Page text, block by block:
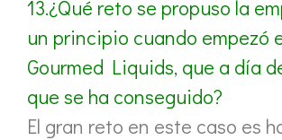
13.¿Qué reto se propuso la
un principio cuando empezó
Gourmed Liquids, que a día
que se ha conseguido?
El gran reto en este caso es